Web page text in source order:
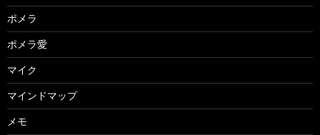
ポメラ
ポメラ愛
マイク
マインドマップ
メモ